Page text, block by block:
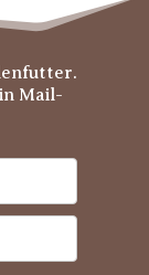
Mail-